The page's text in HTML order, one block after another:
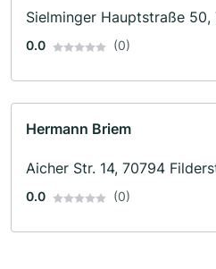
Sielminger Hauptstraße
0.0 (0)
Hermann Briem
Aicher Str. 14, 70794
0.0 (0)